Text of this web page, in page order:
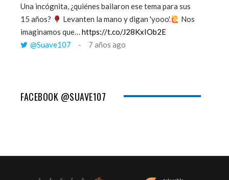
Una incógnita, ¿quiénes bailaron ese tema para sus
15 años?
Levanten la mano y digan 'yooo'.
Nos
imaginamos que… https://t.co/J28KxIOb2E
@Suave107
7 años ago
FACEBOOK @SUAVE107